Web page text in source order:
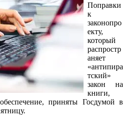
Поправки
к
законопро
екту,
который
распростр
аняет
«антипира
тский»
закон на
книги,
приняты Госдумой в